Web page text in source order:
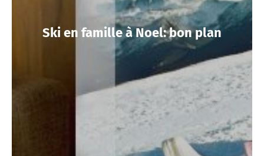
Ski en famille à Noel: bon plan